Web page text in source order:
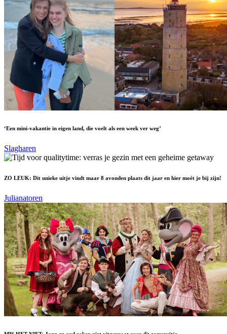
‘Een mini-vakantie in eigen land, die voelt als een week ver weg’
Slagharen
ZO LEUK: Dit unieke uitje vindt maar 8 avonden plaats dit jaar en hier moét je bij zijn!
Julianatoren